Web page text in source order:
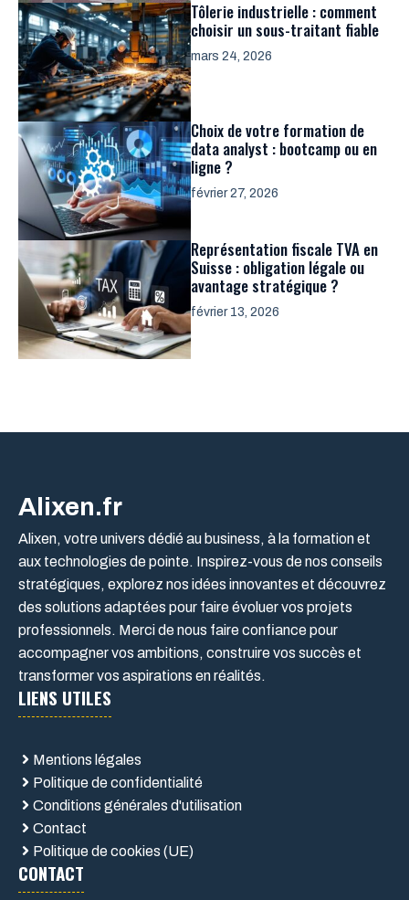
Tôlerie industrielle : comment
choisir un sous-traitant fiable
mars 24, 2026
Choix de votre formation de
data analyst : bootcamp ou en
ligne ?
février 27, 2026
Représentation fiscale TVA en
Suisse : obligation légale ou
avantage stratégique ?
février 13, 2026
Alixen.fr
Alixen, votre univers dédié au business, à la formation et
aux technologies de pointe. Inspirez-vous de nos conseils
stratégiques, explorez nos idées innovantes et découvrez
des solutions adaptées pour faire évoluer vos projets
professionnels. Merci de nous faire confiance pour
accompagner vos ambitions, construire vos succès et
transformer vos aspirations en réalités.
LIENS UTILES
Mentions légales
Politique de confidentialité
Conditions générales d'utilisation
Contact
Politique de cookies (UE)
CONTACT